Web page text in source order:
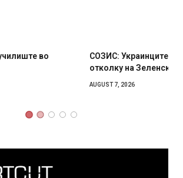
повеќе им веруваат на генералите